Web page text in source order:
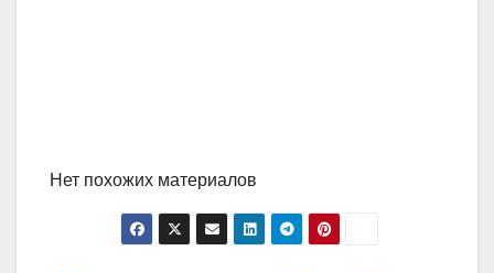
Нет похожих материалов